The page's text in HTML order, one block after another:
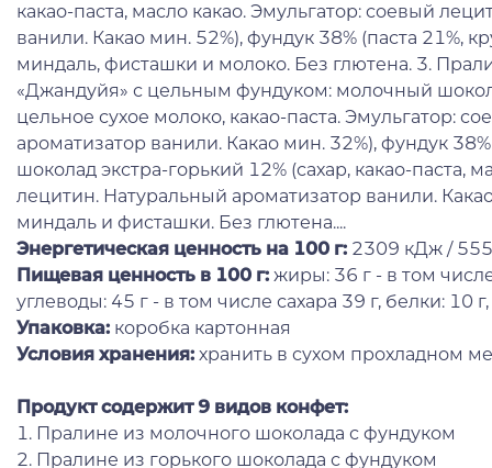
какао-паста, масло какао. Эмульгатор: соевый
ванили. Какао мин. 52%), фундук 38% (паста 21%,
миндаль, фисташки и молоко. Без глютена. 3.
«Джандуйя» с цельным фундуком: молочный
цельное сухое молоко, какао-паста. Эмульгатор:
ароматизатор ванили. Какао мин. 32%), фундук
шоколад экстра-горький 12% (сахар, какао-паста,
лецитин. Натуральный ароматизатор ванили.
миндаль и фисташки. Без глютена....
Энергетическая ценность на 100 г: 2309 кДж /
Пищевая ценность в 100 г: жиры: 36 г - в том
углеводы: 45 г - в том числе сахара 39 г, белки: 10
Упаковка: коробка картонная
Условия хранения: хранить в сухом прохладном
Продукт содержит 9 видов конфет:
1. Пралине из молочного шоколада с фундуком
2. Пралине из горького шоколада с фундуком